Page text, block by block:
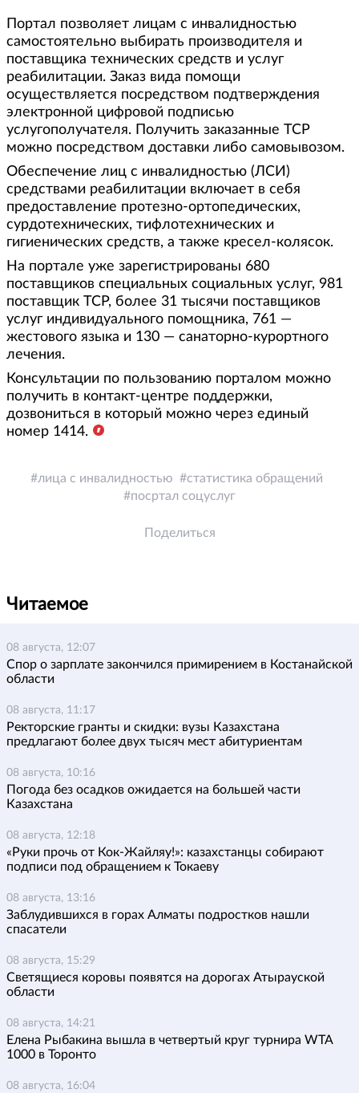
Портал позволяет лицам с инвалидностью
самостоятельно выбирать производителя и
поставщика технических средств и услуг
реабилитации. Заказ вида помощи
осуществляется посредством подтверждения
электронной цифровой подписью
услугополучателя. Получить заказанные ТСР
можно посредством доставки либо самовывозом.
Обеспечение лиц с инвалидностью (ЛСИ)
средствами реабилитации включает в себя
предоставление протезно-ортопедических,
сурдотехнических, тифлотехнических и
гигиенических средств, а также кресел-колясок.
На портале уже зарегистрированы 680
поставщиков специальных социальных услуг, 981
поставщик ТСР, более 31 тысячи поставщиков
услуг индивидуального помощника, 761 —
жестового языка и 130 — санаторно-курортного
лечения.
Консультации по пользованию порталом можно
получить в контакт-центре поддержки,
дозвониться в который можно через единый
номер 1414.
лица с инвалидностью
статистика обращений
посртал соцуслуг
Поделиться
Читаемое
08 августа, 12:07
Спор о зарплате закончился примирением в Костанайской
области
08 августа, 11:17
Ректорские гранты и скидки: вузы Казахстана
предлагают более двух тысяч мест абитуриентам
08 августа, 10:16
Погода без осадков ожидается на большей части
Казахстана
08 августа, 12:18
«Руки прочь от Кок-Жайляу!»: казахстанцы собирают
подписи под обращением к Токаеву
08 августа, 13:16
Заблудившихся в горах Алматы подростков нашли
спасатели
08 августа, 15:29
Светящиеся коровы появятся на дорогах Атырауской
области
08 августа, 14:21
Елена Рыбакина вышла в четвертый круг турнира WTA
1000 в Торонто
08 августа, 16:04